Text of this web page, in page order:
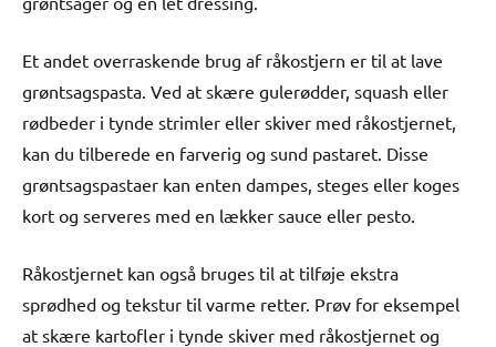
Et andet overraskende brug af råkostjern er til at lave
grøntsagspasta. Ved at skære gulerødder, squash eller
rødbeder i tynde strimler eller skiver med råkostjernet,
kan du tilberede en farverig og sund pastaret. Disse
grøntsagspastaer kan enten dampes, steges eller koges
kort og serveres med en lækker sauce eller pesto.
Råkostjernet kan også bruges til at tilføje ekstra
sprødhed og tekstur til varme retter. Prøv for eksempel
at skære kartofler i tynde skiver med råkostjernet og